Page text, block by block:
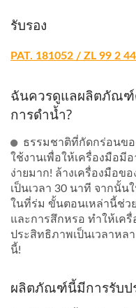
รับรอง
PAT. 181052 / ZL 99 2
ฉันควรดูแลผลิตภัณฑ์
การดำน้ำ?
ธรรมชาติที่กัดกร่อนขอ
ใช้งานเพื่อให้เครื่องมือมี
ง่ายมาก! ล้างเครื่องมือ
เป็นเวลา 30 นาที จากนั้น
ในที่ร่ม ขั้นตอนเหล่านี้ช่ว
และการสึกหรอ ทำให้เค
ประสิทธิภาพเป็นเวลาหล
นี้!
ผลิตภัณฑ์นี้มีการรับป